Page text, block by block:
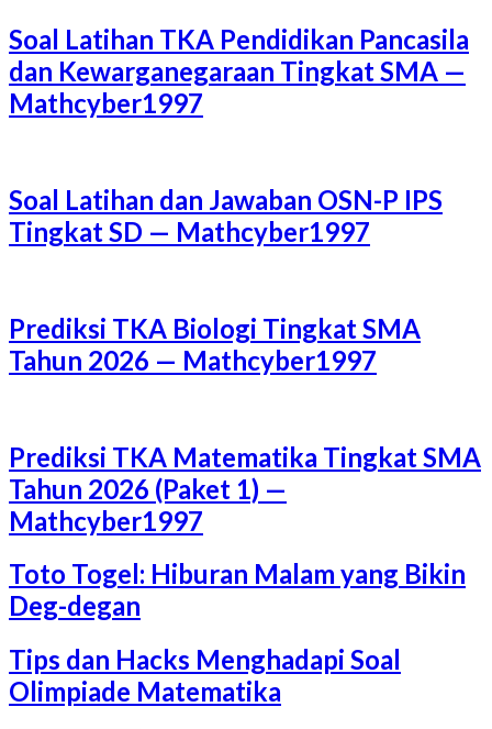
Soal Latihan TKA Pendidikan Pancasila
dan Kewarganegaraan Tingkat SMA —
Mathcyber1997
Soal Latihan dan Jawaban OSN-P IPS
Tingkat SD — Mathcyber1997
Prediksi TKA Biologi Tingkat SMA
Tahun 2026 — Mathcyber1997
Prediksi TKA Matematika Tingkat SMA
Tahun 2026 (Paket 1) —
Mathcyber1997
Toto Togel: Hiburan Malam yang Bikin
Deg-degan
Tips dan Hacks Menghadapi Soal
Olimpiade Matematika